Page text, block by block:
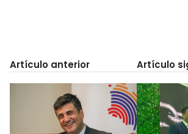
Artículo anterior Artículo